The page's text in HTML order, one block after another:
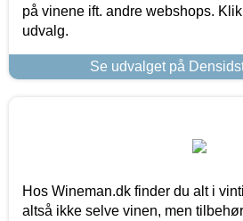
på vinene ift. andre webshops.
udvalg.
Se udvalget på
Hos Wineman.dk finder du alt i
altså ikke selve vinen, men